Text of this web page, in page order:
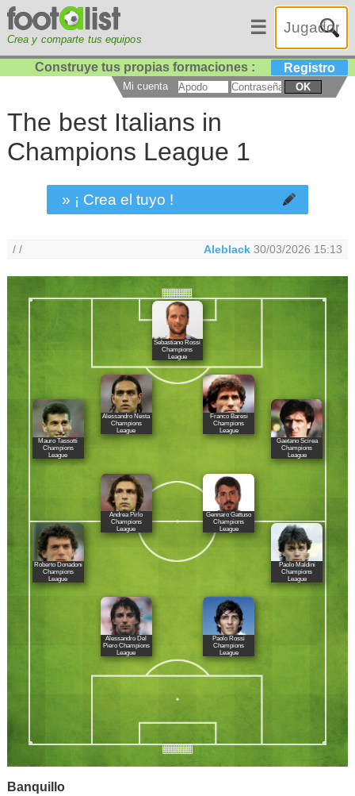
Crea y comparte tus equipos
☰
Construye tus propias formaciones : Registro
Mi cuenta OK
The best Italians in
Champions League 1
» ¡ Crea el tuyo !
/ / Aleblack 30/03/2026 15:13
Sebastiano Rossi
Champions
League
Mauro Tassotti
Champions
League
Alessandro Nesta
Champions
League
Franco Baresi
Champions
League
Gaetano Scirea
Champions
League
Andrea Pirlo
Champions
League
Gennaro Gattuso
Champions
League
Roberto Donadoni
Champions
League
Paolo Maldini
Champions
League
Alessandro Del
Piero Champions
League
Paolo Rossi
Champions
League
Banquillo